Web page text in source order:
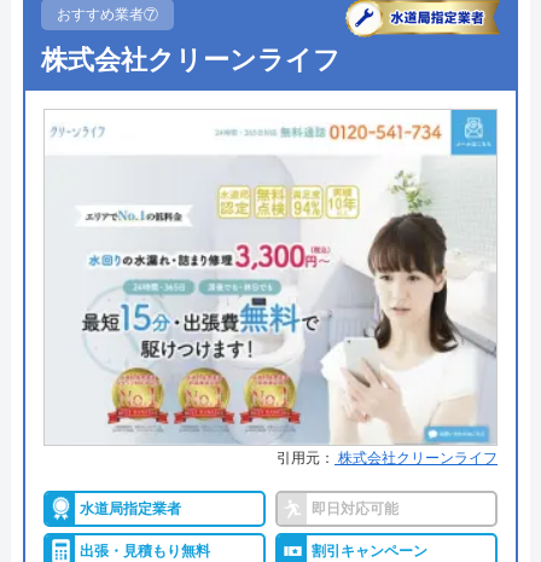
●受付時間
●定休日 なし（年中無休）
●出張見積もり ―
●支払い方法
クレジットカード銀行振込（社員
対応時）
●累計実績
●保証・保険 ―
詳細は公式HPでご確認ください
水道屋のイエローがおすすめの理由
水道屋のイエローは、水のトラブルを24時間365日
を手配するので、早ければわずか10分～20分で駆け
つけてくれます。累計36万件を突破する実績がある
おすすめ業者⑦
株式会社クリーンライフ
引用元： 株式会社クリーンライフ
水道局指定業者 即日対応可能
出張・見積もり無料 割引キャンペーン